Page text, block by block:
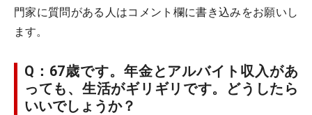
門家に質問がある人はコメント欄に書き込みをお願いし
ます。
Q：67歳です。年金とアルバイト収入があ
っても、生活がギリギリです。どうしたら
いいでしょうか？